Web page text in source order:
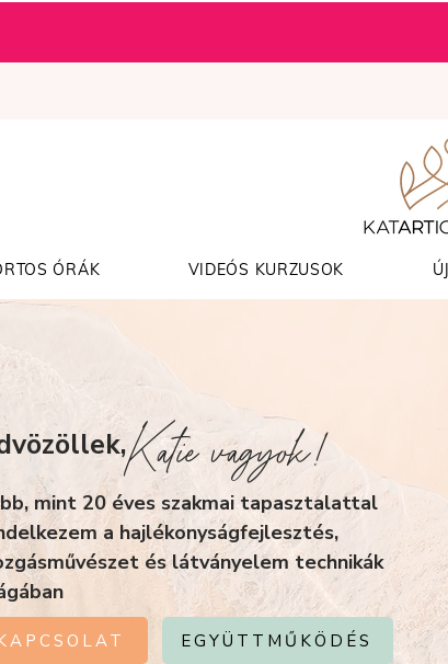
ÓRÁK VIDEÓS KURZUSOK
Katie vagyok!
mint 20 éves szakmai tapasztalattal
a hajlékonyságfejlesztés,
és látványelem technikák
EGYÜTTMŰKÖDÉS